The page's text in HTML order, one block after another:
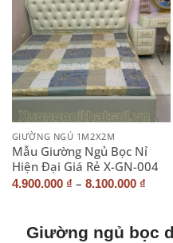
GIƯỜNG NGỦ 1M2X2M
Mẫu Giường Ngủ Bọc Nỉ
Hiện Đại Giá Rẻ X-GN-004
4.900.000 ₫ – 8.100.000 ₫
Giường ngủ bọc